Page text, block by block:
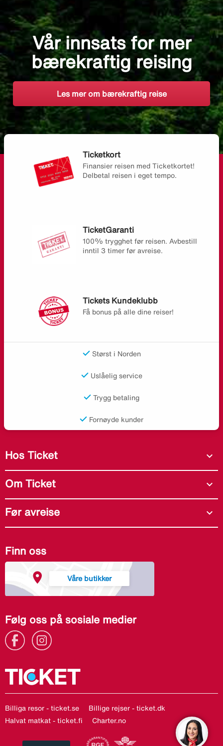
Vår innsats for mer
bærekraftig reising
Les mer om bærekraftig reise
Ticketkort
Finansier reisen med Ticketkortet!
Delbetal reisen i eget tempo.
TicketGaranti
100% trygghet før reisen. Avbestill
inntil 3 timer før avreise.
Tickets Kundeklubb
Få bonus på alle dine reiser!
Størst i Norden
Uslåelig service
Trygg betaling
Fornøyde kunder
Hos Ticket expand_more
Om Ticket expand_more
Før avreise expand_more
Finn oss
Våre butikker
Følg oss på sosiale medier
Billiga resor - ticket.se
Billige rejser - ticket.dk
Halvat matkat - ticket.fi
Charter.no